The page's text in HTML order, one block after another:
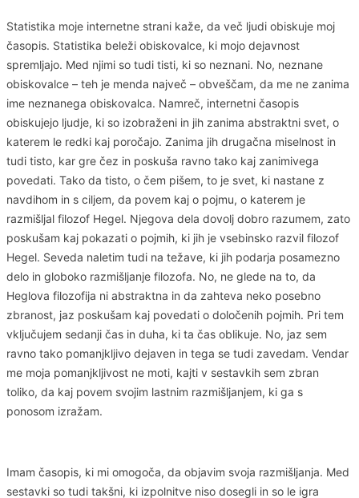
Statistika moje internetne strani kaže, da več ljudi obiskuje moj
časopis. Statistika beleži obiskovalce, ki mojo dejavnost
spremljajo. Med njimi so tudi tisti, ki so neznani. No, neznane
obiskovalce – teh je menda največ – obveščam, da me ne zanima
ime neznanega obiskovalca. Namreč, internetni časopis
obiskujejo ljudje, ki so izobraženi in jih zanima abstraktni svet, o
katerem le redki kaj poročajo. Zanima jih drugačna miselnost in
tudi tisto, kar gre čez in poskuša ravno tako kaj zanimivega
povedati. Tako da tisto, o čem pišem, to je svet, ki nastane z
navdihom in s ciljem, da povem kaj o pojmu, o katerem je
razmišljal filozof Hegel. Njegova dela dovolj dobro razumem, zato
poskušam kaj pokazati o pojmih, ki jih je vsebinsko razvil filozof
Hegel. Seveda naletim tudi na težave, ki jih podarja posamezno
delo in globoko razmišljanje filozofa. No, ne glede na to, da
Heglova filozofija ni abstraktna in da zahteva neko posebno
zbranost, jaz poskušam kaj povedati o določenih pojmih. Pri tem
vključujem sedanji čas in duha, ki ta čas oblikuje. No, jaz sem
ravno tako pomanjkljivo dejaven in tega se tudi zavedam. Vendar
me moja pomanjkljivost ne moti, kajti v sestavkih sem zbran
toliko, da kaj povem svojim lastnim razmišljanjem, ki ga s
ponosom izražam.
Imam časopis, ki mi omogoča, da objavim svoja razmišljanja. Med
sestavki so tudi takšni, ki izpolnitve niso dosegli in so le igra